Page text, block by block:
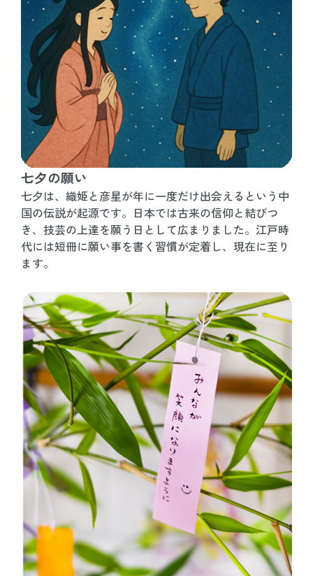
七夕の願い
七夕は、織姫と彦星が年に一度だけ出会えるという中
国の伝説が起源です。日本では古来の信仰と結びつ
き、技芸の上達を願う日として広まりました。江戸時
代には短冊に願い事を書く習慣が定着し、現在に至り
ます。